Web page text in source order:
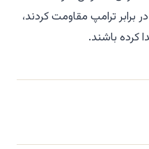
برابر ترامپ مقاومت کردند،
کرده باشند.